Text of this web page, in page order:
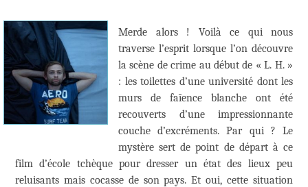
Merde alors ! Voilà ce qui nous
traverse l’esprit lorsque l’on découvre
la scène de crime au début de « L. H. »
: les toilettes d’une université dont les
murs de faïence blanche ont été
recouverts d’une impressionnante
couche d’excréments. Par qui ? Le
mystère sert de point de départ à ce
film d’école tchèque pour dresser un état des lieux peu
reluisants mais cocasse de son pays. Et oui, cette situation